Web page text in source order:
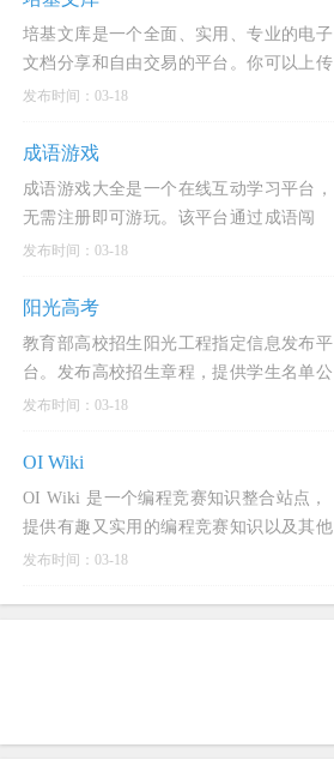
培基文库是一个全面、实用、专业的电子
文档分享和自由交易的平台。你可以上传
学术论文,工作总结,教学课件,PPT模板,企
发布时间：03-18
成语游戏
成语游戏大全是一个在线互动学习平台，
无需注册即可游玩。该平台通过成语闯
关、接龙、消消乐等多种游戏，帮助用户
发布时间：03-18
阳光高考
教育部高校招生阳光工程指定信息发布平
台。发布高校招生章程，提供学生名单公
示、院校信息、分数线、填报志愿、选专
发布时间：03-18
OI Wiki
OI Wiki 是一个编程竞赛知识整合站点，
提供有趣又实用的编程竞赛知识以及其他
有帮助的内容，帮助广大编程竞赛爱好者
发布时间：03-18